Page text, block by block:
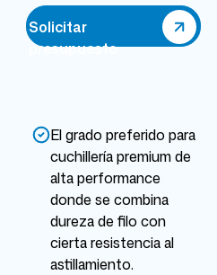
El grado preferido para
cuchillería premium de
alta performance
donde se combina
dureza de filo con
cierta resistencia al
astillamiento.
Solicitar
presupuesto